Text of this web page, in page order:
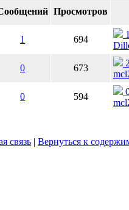
Просмотров
1 694
0 673
0 594
связь | Вернуться к